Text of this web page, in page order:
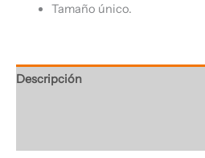
Tamaño único.
Descripción